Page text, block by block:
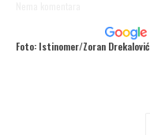
Foto: Istinomer/Zoran Drekalović